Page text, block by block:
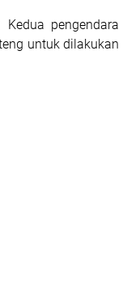
pengendara
untuk dilakukan